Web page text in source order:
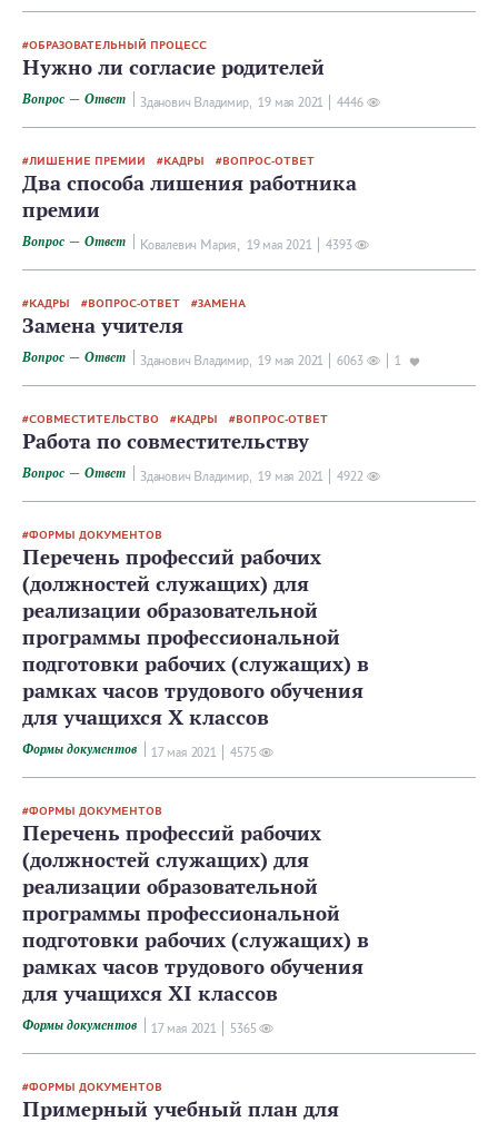
ОБРАЗОВАТЕЛЬНЫЙ ПРОЦЕСС
Нужно ли согласие родителей
Вопрос — Ответ Зданович Владимир, 19 мая 2021 4446
ЛИШЕНИЕ ПРЕМИИ КАДРЫ ВОПРОС-ОТВЕТ
Два способа лишения работника
премии
Вопрос — Ответ Ковалевич Мария, 19 мая 2021 4393
КАДРЫ ВОПРОС-ОТВЕТ ЗАМЕНА
Замена учителя
Вопрос — Ответ Зданович Владимир, 19 мая 2021 6063 1
СОВМЕСТИТЕЛЬСТВО КАДРЫ ВОПРОС-ОТВЕТ
Работа по совместительству
Вопрос — Ответ Зданович Владимир, 19 мая 2021 4922
ФОРМЫ ДОКУМЕНТОВ
Перечень профессий рабочих
(должностей служащих) для
реализации образовательной
программы профессиональной
подготовки рабочих (служащих) в
рамках часов трудового обучения
для учащихся X классов
Формы документов 17 мая 2021 4575
ФОРМЫ ДОКУМЕНТОВ
Перечень профессий рабочих
(должностей служащих) для
реализации образовательной
программы профессиональной
подготовки рабочих (служащих) в
рамках часов трудового обучения
для учащихся XI классов
Формы документов 17 мая 2021 5365
ФОРМЫ ДОКУМЕНТОВ
Примерный учебный план для